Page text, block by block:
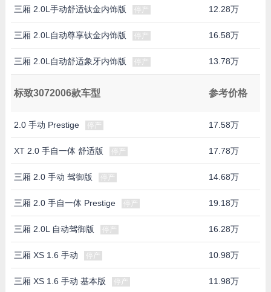
三厢 2.0L手动舒适钛金内饰版 停产 12.28万
三厢 2.0L自动尊享钛金内饰版 停产 16.58万
三厢 2.0L自动舒适象牙内饰版 停产 13.78万
标致3072006款车型 参考价格
2.0 手动 Prestige 停产 17.58万
XT 2.0 手自一体 舒适版 停产 17.78万
三厢 2.0 手动 驾御版 停产 14.68万
三厢 2.0 手自一体 Prestige 停产 19.18万
三厢 2.0L 自动驾御版 停产 16.28万
三厢 XS 1.6 手动 停产 10.98万
三厢 XS 1.6 手动 基本版 停产 11.98万